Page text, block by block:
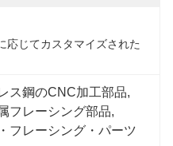
応じてカスタマイズされた
ス鋼のCNC加工部品,
フレーシング部品,
フレーシング・パーツ